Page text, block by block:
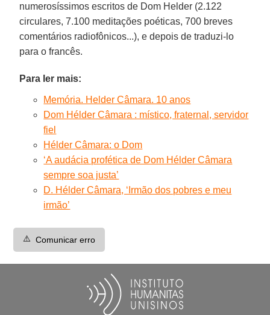
numerosíssimos escritos de Dom Helder (2.122
circulares, 7.100 meditações poéticas, 700 breves
comentários radiofônicos...), e depois de traduzi-lo
para o francês.
Para ler mais:
Memória. Helder Câmara. 10 anos
Dom Hélder Câmara : místico, fraternal, servidor
fiel
Hélder Câmara: o Dom
‘A audácia profética de Dom Hélder Câmara
sempre soa justa’
D. Hélder Câmara, ‘Irmão dos pobres e meu
irmão’
⚠️ Comunicar erro